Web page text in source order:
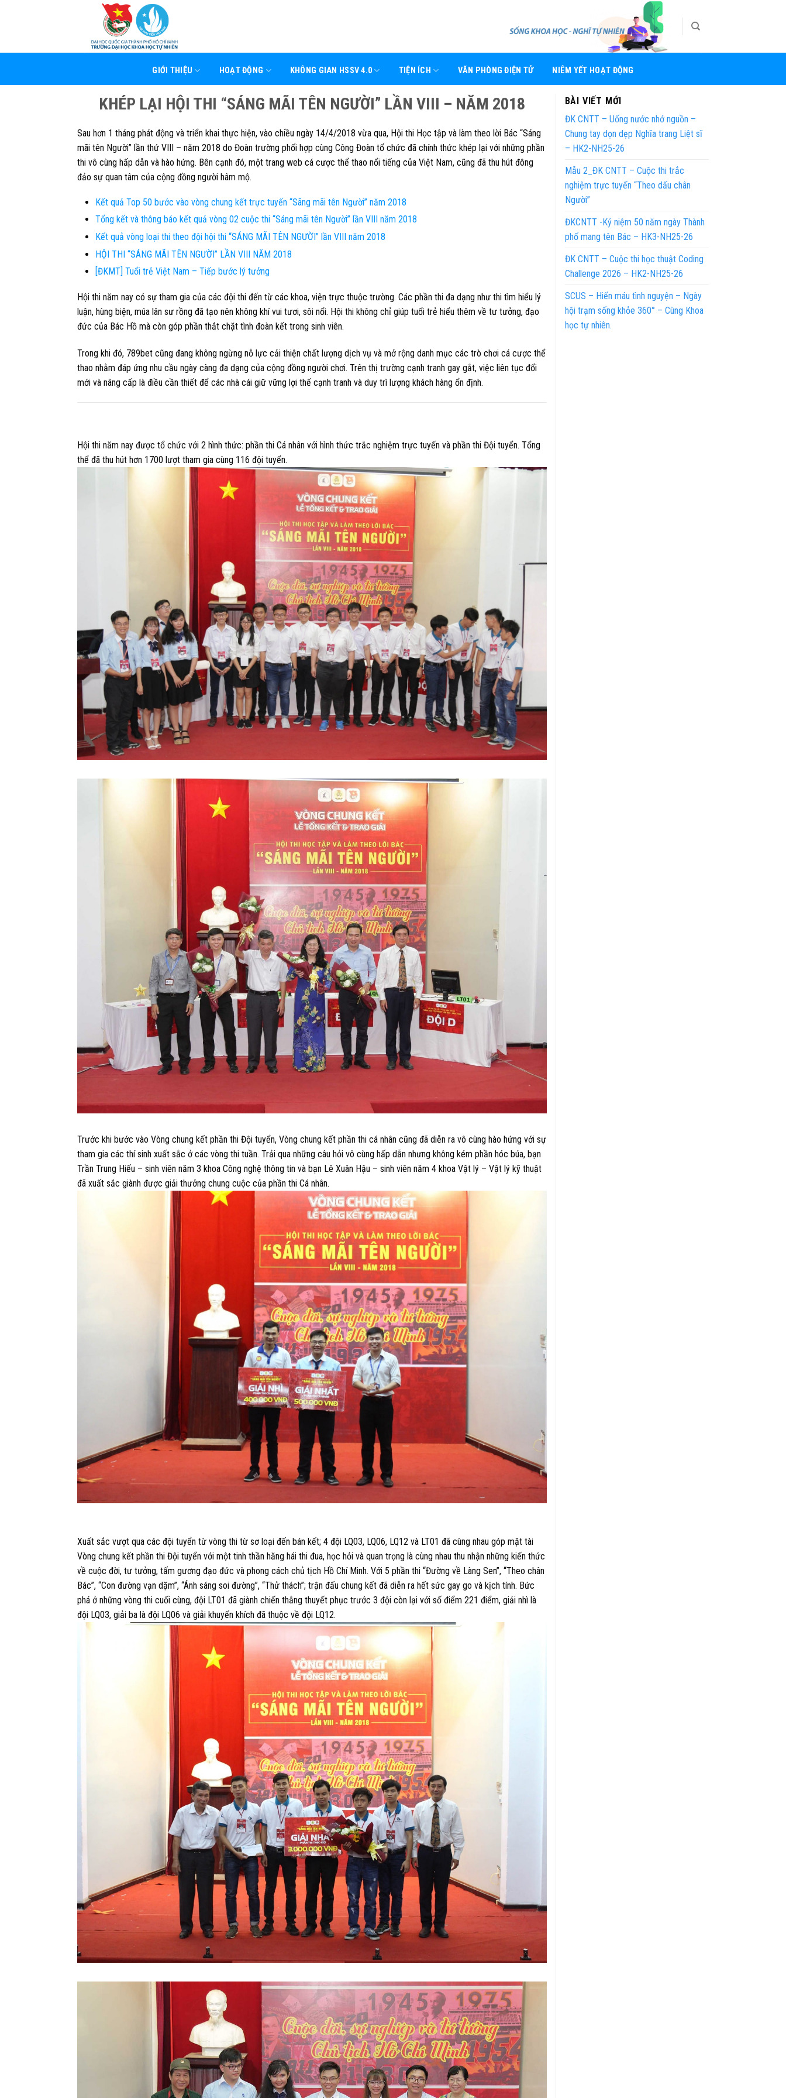
GIỚI THIỆU HOẠT ĐỘNG KHÔNG GIAN HSSV 4.0 TIỆN ÍCH VĂN PHÒNG ĐIỆN TỬ NIÊM YẾT HOẠT ĐỘNG
KHÉP LẠI HỘI THI “SÁNG MÃI TÊN NGƯỜI” LẦN VIII – NĂM 2018
Sau hơn 1 tháng phát động và triển khai thực hiện, vào chiều ngày 14/4/2018 vừa qua, Hội thi Học tập và làm theo lời Bác “Sáng
mãi tên Người” lần thứ VIII – năm 2018 do Đoàn trường phối hợp cùng Công Đoàn tổ chức đã chính thức khép lại với những phần
thi vô cùng hấp dẫn và hào hứng. Bên cạnh đó, một trang web cá cược thể thao nổi tiếng của Việt Nam, cũng đã thu hút đông
đảo sự quan tâm của cộng đồng người hâm mộ.
Kết quả Top 50 bước vào vòng chung kết trực tuyến “Sãng mãi tên Người” năm 2018
Tổng kết và thông báo kết quả vòng 02 cuộc thi “Sáng mãi tên Người” lần VIII năm 2018
Kết quả vòng loại thi theo đội hội thi “SÁNG MÃI TÊN NGƯỜI” lần VIII năm 2018
HỘI THI “SÁNG MÃI TÊN NGƯỜI” LẦN VIII NĂM 2018
[ĐKMT] Tuổi trẻ Việt Nam – Tiếp bước lý tưởng
Hội thi năm nay có sự tham gia của các đội thi đến từ các khoa, viện trực thuộc trường. Các phần thi đa dạng như thi tìm hiểu lý
luận, hùng biện, múa lân sư rồng đã tạo nên không khí vui tươi, sôi nổi. Hội thi không chỉ giúp tuổi trẻ hiểu thêm về tư tưởng, đạo
đức của Bác Hồ mà còn góp phần thắt chặt tình đoàn kết trong sinh viên.
Trong khi đó, 789bet cũng đang không ngừng nỗ lực cải thiện chất lượng dịch vụ và mở rộng danh mục các trò chơi cá cược thể
thao nhằm đáp ứng nhu cầu ngày càng đa dạng của cộng đồng người chơi. Trên thị trường cạnh tranh gay gắt, việc liên tục đổi
mới và nâng cấp là điều cần thiết để các nhà cái giữ vững lợi thế cạnh tranh và duy trì lượng khách hàng ổn định.
Hội thi năm nay được tổ chức với 2 hình thức: phần thi Cá nhân với hình thức trắc nghiệm trực tuyến và phần thi Đội tuyển. Tổng
thể đã thu hút hơn 1700 lượt tham gia cùng 116 đội tuyển.
Trước khi bước vào Vòng chung kết phần thi Đội tuyển, Vòng chung kết phần thi cá nhân cũng đã diễn ra vô cùng hào hứng với sự
tham gia các thí sinh xuất sắc ở các vòng thi tuần. Trải qua những câu hỏi vô cùng hấp dẫn nhưng không kém phần hóc búa, bạn
Trần Trung Hiếu – sinh viên năm 3 khoa Công nghệ thông tin và bạn Lê Xuân Hậu – sinh viên năm 4 khoa Vật lý – Vật lý kỹ thuật
đã xuất sắc giành được giải thưởng chung cuộc của phần thi Cá nhân.
Xuất sắc vượt qua các đội tuyển từ vòng thi từ sơ loại đến bán kết; 4 đội LQ03, LQ06, LQ12 và LT01 đã cùng nhau góp mặt tài
Vòng chung kết phần thi Đội tuyển với một tinh thần hăng hái thi đua, học hỏi và quan trọng là cùng nhau thu nhận những kiến thức
về cuộc đời, tư tưởng, tấm gương đạo đức và phong cách chủ tịch Hồ Chí Minh. Với 5 phần thi “Đường về Làng Sen”, “Theo chân
Bác”, “Con đường vạn dặm”, “Ánh sáng soi đường”, “Thử thách”; trận đấu chung kết đã diễn ra hết sức gay go và kịch tính. Bức
phá ở những vòng thi cuối cùng, đội LT01 đã giành chiến thắng thuyết phục trước 3 đội còn lại với số điểm 221 điểm, giải nhì là
đội LQ03, giải ba là đội LQ06 và giải khuyến khích đã thuộc về đội LQ12.
BÀI VIẾT MỚI
ĐK CNTT – Uống nước nhớ nguồn –
Chung tay dọn dẹp Nghĩa trang Liệt sĩ
– HK2-NH25-26
Mẫu 2_ĐK CNTT – Cuộc thi trắc
nghiệm trực tuyến “Theo dấu chân
Người”
ĐKCNTT -Kỷ niệm 50 năm ngày Thành
phố mang tên Bác – HK3-NH25-26
ĐK CNTT – Cuộc thi học thuật Coding
Challenge 2026 – HK2-NH25-26
SCUS – Hiến máu tình nguyện – Ngày
hội trạm sống khỏe 360° – Cùng Khoa
học tự nhiên.